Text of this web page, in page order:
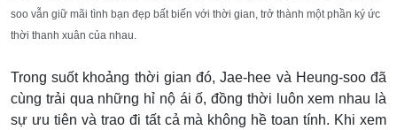
soo vẫn giữ mãi tình bạn đẹp bất biến với thời gian, trở thành một phần ký ức
thời thanh xuân của nhau.
Trong suốt khoảng thời gian đó, Jae-hee và Heung-soo đã
cùng trải qua những hỉ nộ ái ố, đồng thời luôn xem nhau là
sự ưu tiên và trao đi tất cả mà không hề toan tính. Khi xem